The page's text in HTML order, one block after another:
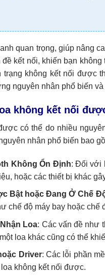
quan trọng, giúp nâng
đề kết nối, khiến bạn
trạng không kết nối được
nguyên nhân phổ biến
không kết nối
có thể do nhiều
nhân phổ biến bao
Không Ổn Định: Đối với
hoặc các thiết bị khác
Bật hoặc Đang Ở Chế
chế độ máy bay hoặc chế
Loa: Các vấn đề như
loa khác cũng có thể
Driver: Các lỗi phần
không kết nối được.